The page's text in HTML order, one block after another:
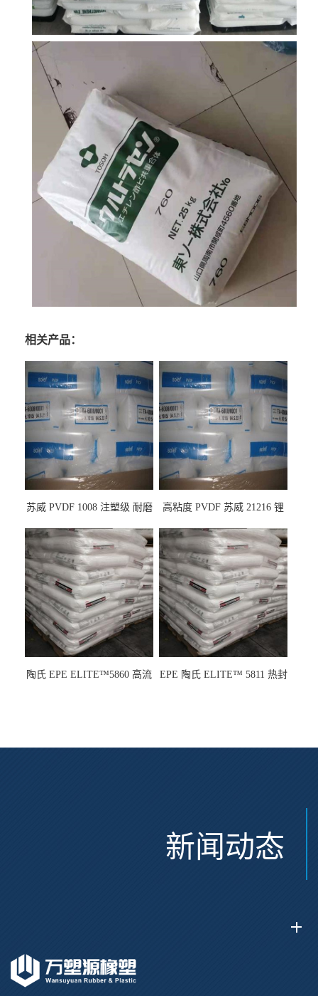
相关产品：
苏威 PVDF 1008 注塑级 耐磨
龙
高粘度 PVDF 苏威 21216 锂
陶氏 EPE ELITE™5860 高流
EPE 陶氏 ELITE™ 5811 热封
新闻动态